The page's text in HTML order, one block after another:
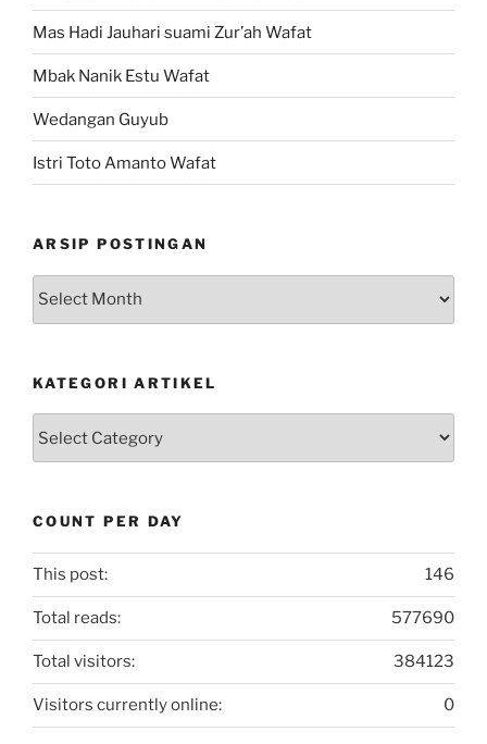
Mas Hadi Jauhari suami Zur’ah Wafat
Mbak Nanik Estu Wafat
Wedangan Guyub
Istri Toto Amanto Wafat
ARSIP POSTINGAN
Arsip
KATEGORI ARTIKEL
COUNT PER DAY
146
This post:
577690
Total reads:
384123
Total visitors:
0
Visitors currently online: